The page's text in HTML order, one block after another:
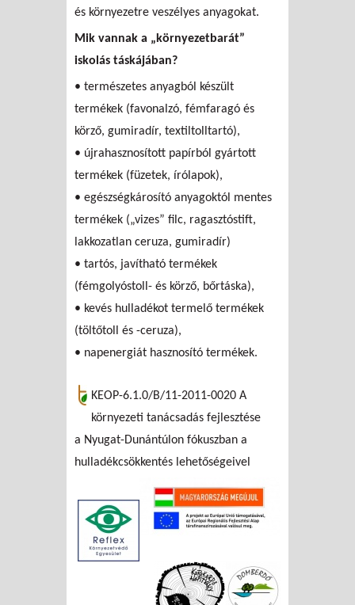
és környezetre veszélyes anyagokat.
Mik vannak a „környezetbarát”
iskolás táskájában?
• természetes anyagból készült
termékek (favonalzó, fémfaragó és
körző, gumiradír, textiltolltartó),
• újrahasznosított papírból gyártott
termékek (füzetek, írólapok),
• egészségkárosító anyagoktól mentes
termékek („vizes” filc, ragasztóstift,
lakkozatlan ceruza, gumiradír)
• tartós, javítható termékek
(fémgolyóstoll- és körző, bőrtáska),
• kevés hulladékot termelő termékek
(töltőtoll és -ceruza),
• napenergiát hasznosító termékek.
KEOP-6.1.0/B/11-2011-0020 A
környezeti tanácsadás fejlesztése
a Nyugat-Dunántúlon fókuszban a
hulladékcsökkentés lehetőségeivel